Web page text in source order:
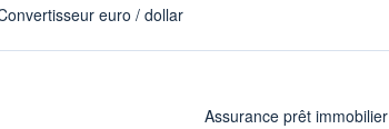
euro / dollar
Assurance prêt immobilier